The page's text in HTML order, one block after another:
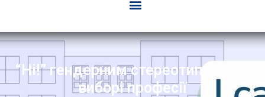
“Ні!” гендерним стереотипам при
виборі професії